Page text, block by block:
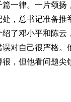
一律。一片颂
，总书记准备
了邓小平和陈
对自己很严格
，但他看问题